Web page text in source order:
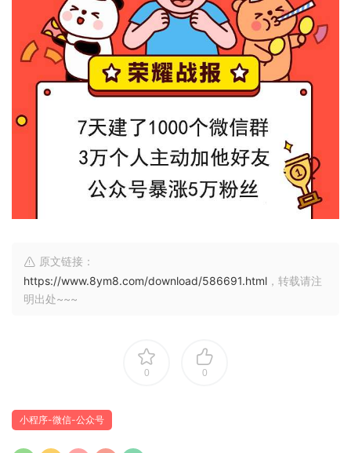
原文链接：
https://www.8ym8.com/download/586691.html ，转载请注
明出处~~~
0 0
小程序-微信-公众号